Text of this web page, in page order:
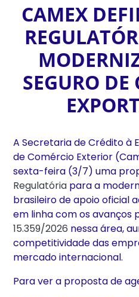
CAMEX
SEGURO DE
A Secretaria de Crédito à
de Comércio Exterior
sexta-feira (3/7) uma
Regulatória para a
brasileiro de apoio oficial
em linha com os avanços
15.359/2026 nessa área,
competitividade das
mercado internacional.
Para ver a proposta de